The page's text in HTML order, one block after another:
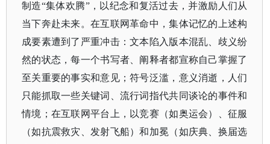
制造“集体欢腾”，以纪念和复活过去，并激励人们从
当下奔赴未来。 在互联网革命中，集体记忆的上述构
成要素遭到了严重冲击：文本陷入版本混乱、歧义纷
然的状态，每一个书写者、阐释者都宣称自己掌握了
至关重要的事实和意见；符号泛滥，意义消逝，人们
只能抓取一些关键词、流行词指代共同谈论的事件和
情境；在互联网平台上，以竞赛（如奥运会）、征服
（如抗震救灾、发射飞船）和加冕（如庆典、换届选